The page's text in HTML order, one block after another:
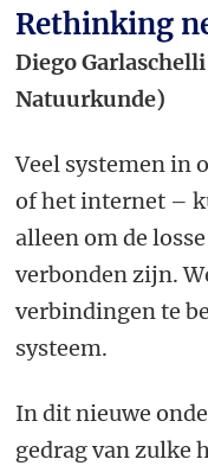
Rethinking
Diego
Natuurkunde)
Veel systemen in
of het internet –
alleen om de
verbonden zijn.
verbindingen te
systeem.
In dit nieuwe
gedrag van zulke